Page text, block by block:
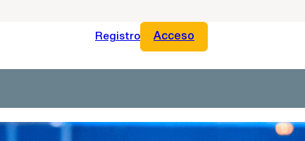
Registro Acceso